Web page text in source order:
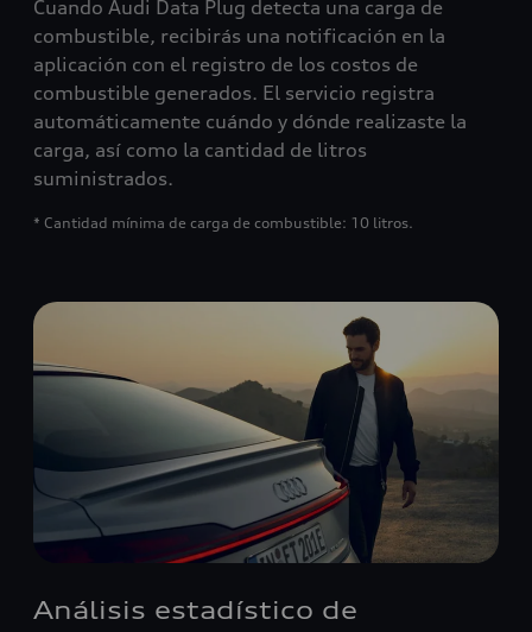
Cuando Audi Data Plug detecta una carga de
combustible, recibirás una notificación en la
aplicación con el registro de los costos de
combustible generados. El servicio registra
automáticamente cuándo y dónde realizaste la
carga, así como la cantidad de litros
suministrados.
* Cantidad mínima de carga de combustible: 10 litros.
Análisis estadístico de